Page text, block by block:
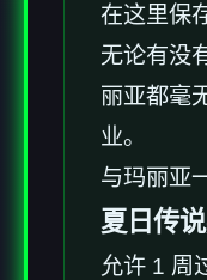
在这里保
无论有没
丽亚都毫
业。
与玛丽亚
夏日传
允许 1 周